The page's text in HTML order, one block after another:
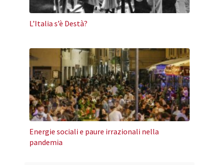
L’Italia s’è Destà?
Energie sociali e paure irrazionali nella
pandemia